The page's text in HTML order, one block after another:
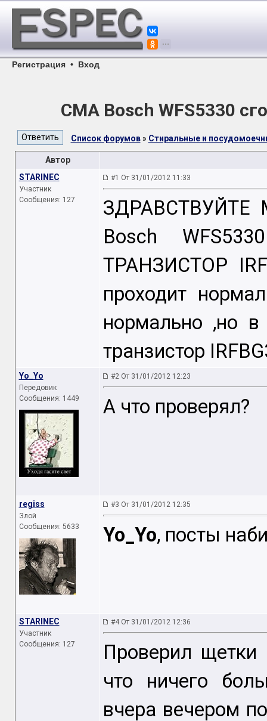
Регистрация • Вход
СМА Bosch WFS5330
Список форумов» Стиральные и
Автор
STARINEC
Участник
Сообщения: 127
#1 От 31/01/2012 11:33
Bosch
ТРАНЗИСТОР
проходит
нормально ,но
транзистор
Yo_Yo
Передовик
Сообщения: 1449
#2 От 31/01/2012 12:23
А что проверял?
regiss
Злой
Сообщения: 5633
#3 От 31/01/2012 12:35
Yo_Yo, посты
STARINEC
Участник
Сообщения: 127
#4 От 31/01/2012 12:36
Проверил щетки
что ничего
вчера вечером